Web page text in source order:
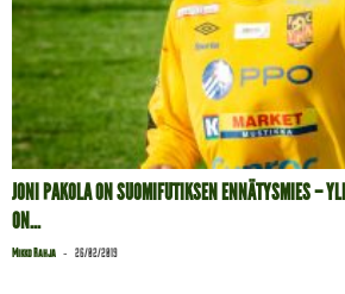
JONI PAKOLA ON SUOMIFUTIKSEN ENNÄTYSMIES –
ON...
Mikko Rahja - 26/02/2019